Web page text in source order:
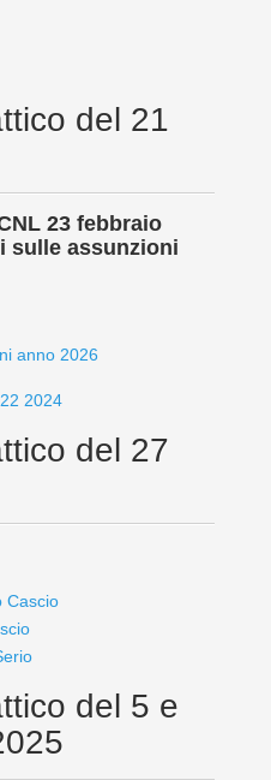
del 21
23 febbraio
sulle assunzioni
anno 2026
2024
del 27
Cascio
del 5 e